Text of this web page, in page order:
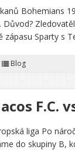
Bohemians
Důvod?
zápasu Sparty s
Blog
F.C.
liga Po
do skupiny B,